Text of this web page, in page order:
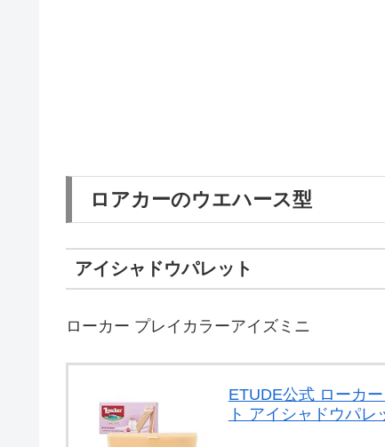
ロアカーのウエハース型
アイシャドウパレット
ローカー プレイカラーアイズミニ
ETUDE公式 ローカ
ト アイシャドウパレ